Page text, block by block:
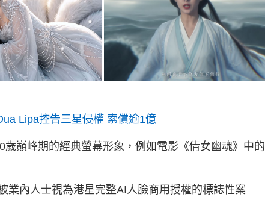
Lipa控告三星侵權 索償逾1億
巔峰期的經典螢幕形象，例如電影《倩女幽魂》中的
業內人士視為港星完整AI人臉商用授權的標誌性案